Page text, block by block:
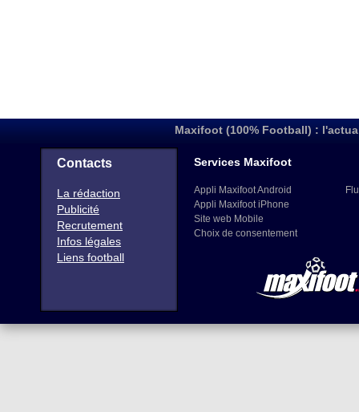
Maxifoot (100% Football) :
Contacts
La rédaction
Publicité
Recrutement
Infos légales
Liens football
Services Maxifoot
Appli Maxifoot Android
Appli Maxifoot iPhone
Site web Mobile
Choix de consentement